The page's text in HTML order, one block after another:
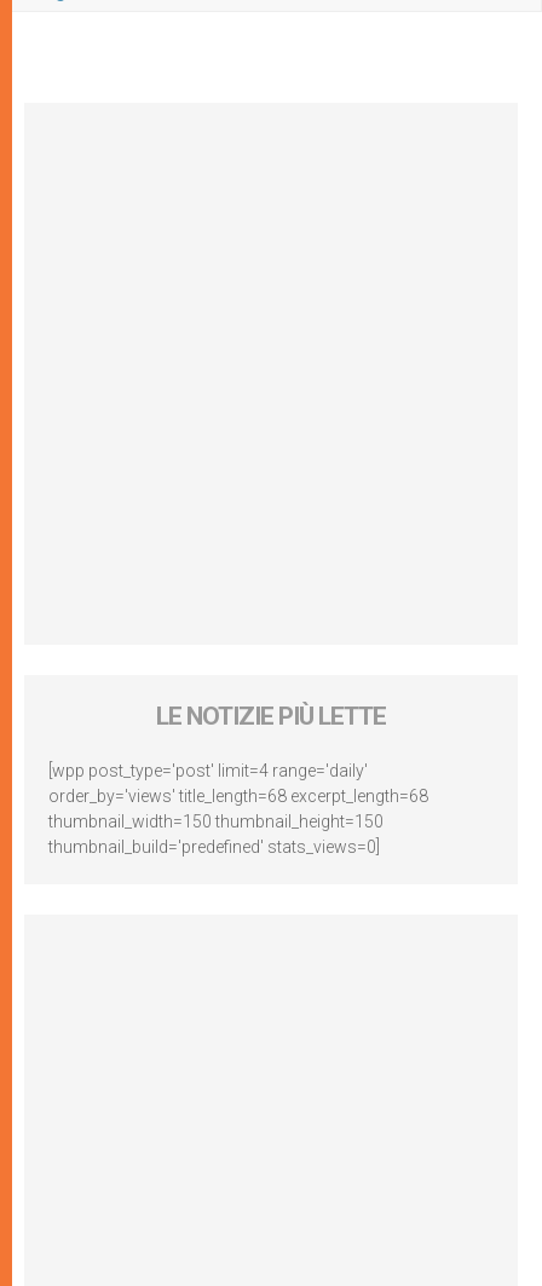
LE NOTIZIE PIÙ LETTE
[wpp post_type='post' limit=4 range='daily'
order_by='views' title_length=68 excerpt_length=68
thumbnail_width=150 thumbnail_height=150
thumbnail_build='predefined' stats_views=0]